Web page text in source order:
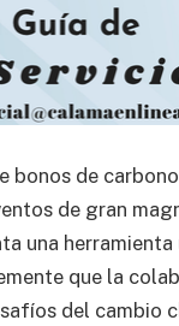
bonos de
de gran
una
que la
del cambio